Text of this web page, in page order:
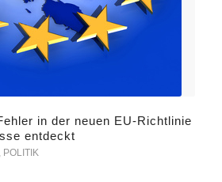
in der neuen EU-Richtlinie
entdeckt
, POLITIK